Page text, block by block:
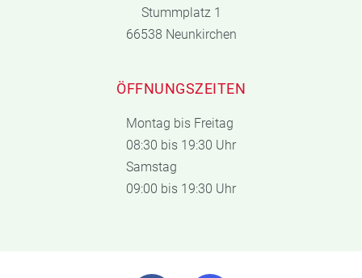
Stummplatz 1
66538 Neunkirchen
ÖFFNUNGSZEITEN
Montag bis Freitag
08:30 bis 19:30 Uhr
Samstag
09:00 bis 19:30 Uhr